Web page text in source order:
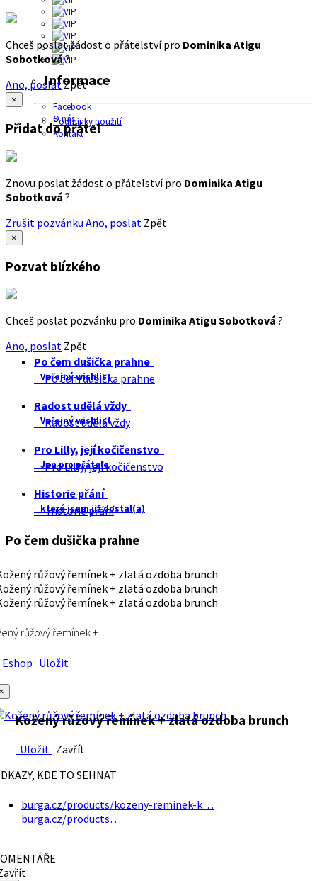
Informace
Facebook
O nás
Podmínky použití
Kontakt
Chceš poslat žádost o přátelství pro Dominika Atigu
Sobotková?
Ano, poslatZpět
×
Přidat do přátel
Znovu poslat žádost o přátelství pro Dominika Atigu
Sobotková ?
Zrušit pozvánku Ano, poslat Zpět
×
Pozvat blízkého
Chceš poslat pozvánku pro Dominika Atigu Sobotková ?
Ano, poslat Zpět
Po čem dušička prahne
Veřejný wishlist
Po čem dušička prahne
Radost udělá vždy
Veřejný wishlist
Radost udělá vždy
Pro Lilly, její kočičenstvo
Jen pro přátele
Pro Lilly, její kočičenstvo
Historie přání
které jsem již dostal(a)
Historie přání
Po čem dušička prahne
růžový řemínek +…
Uložit
Kožený růžový řemínek + zlatá ozdoba brunch
Uložit Zavřít
KDE TO SEHNAT
burga.cz/products/kozeny-reminek-k…
burga.cz/products…